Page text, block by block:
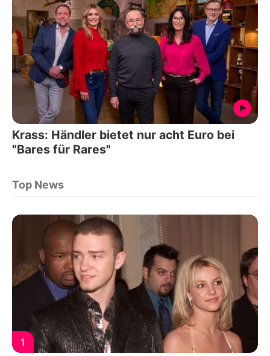
Krass: Händler bietet nur acht Euro bei
"Bares für Rares"
Top News
1